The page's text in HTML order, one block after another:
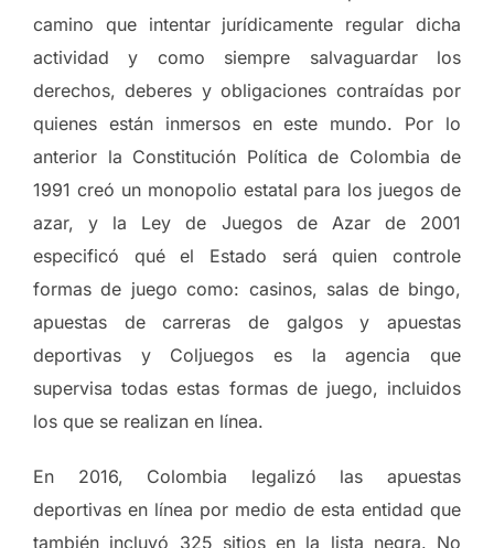
camino que intentar jurídicamente regular dicha
actividad y como siempre salvaguardar los
derechos, deberes y obligaciones contraídas por
quienes están inmersos en este mundo. Por lo
anterior la Constitución Política de Colombia de
1991 creó un monopolio estatal para los juegos de
azar, y la Ley de Juegos de Azar de 2001
especificó qué el Estado será quien controle
formas de juego como: casinos, salas de bingo,
apuestas de carreras de galgos y apuestas
deportivas y Coljuegos es la agencia que
supervisa todas estas formas de juego, incluidos
los que se realizan en línea.
En 2016, Colombia legalizó las apuestas
deportivas en línea por medio de esta entidad que
también incluyó 325 sitios en la lista negra. No